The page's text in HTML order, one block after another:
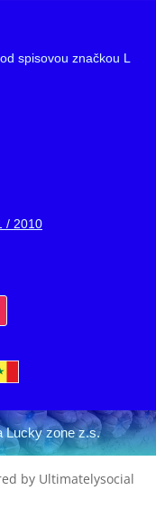
spisovou značkou L
/ 2010
Lucky zone z.s.
by Ultimatelysocial